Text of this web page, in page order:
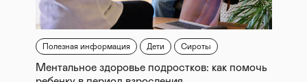
Полезная информация Дети Сироты
Ментальное здоровье подростков: как помочь